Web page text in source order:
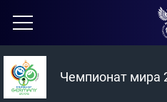
Чемпионат мира